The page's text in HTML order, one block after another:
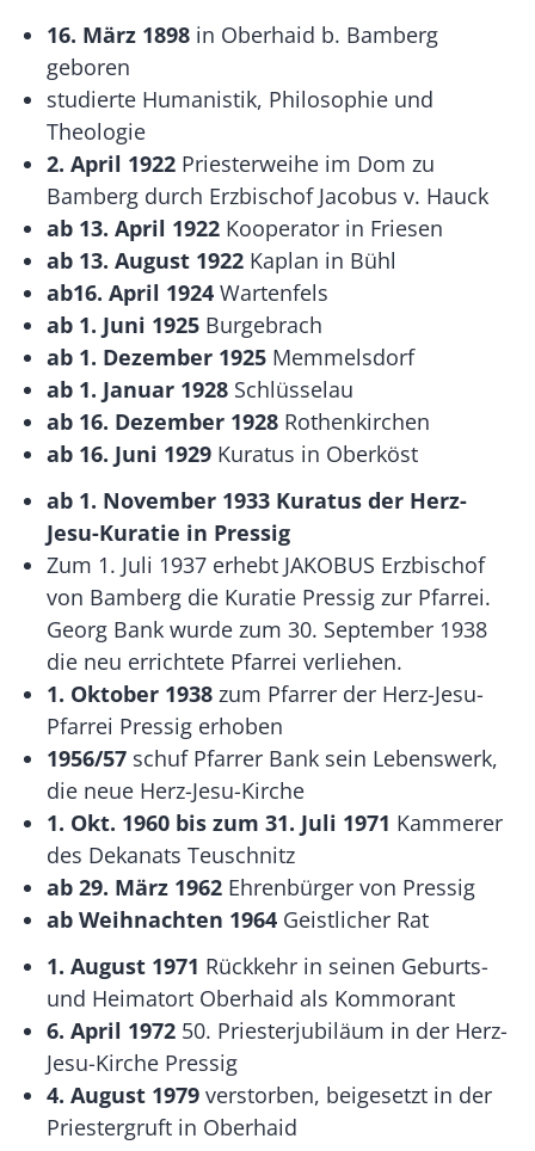
16. März 1898 in Oberhaid b. Bamberg
geboren
studierte Humanistik, Philosophie und
Theologie
2. April 1922 Priesterweihe im Dom zu
Bamberg durch Erzbischof Jacobus v. Hauck
ab 13. April 1922 Kooperator in Friesen
ab 13. August 1922 Kaplan in Bühl
ab16. April 1924 Wartenfels
ab 1. Juni 1925 Burgebrach
ab 1. Dezember 1925 Memmelsdorf
ab 1. Januar 1928 Schlüsselau
ab 16. Dezember 1928 Rothenkirchen
ab 16. Juni 1929 Kuratus in Oberköst
ab 1. November 1933 Kuratus der Herz-
Jesu-Kuratie in Pressig
Zum 1. Juli 1937 erhebt JAKOBUS Erzbischof
von Bamberg die Kuratie Pressig zur Pfarrei.
Georg Bank wurde zum 30. September 1938
die neu errichtete Pfarrei verliehen.
1. Oktober 1938 zum Pfarrer der Herz-Jesu-
Pfarrei Pressig erhoben
1956/57 schuf Pfarrer Bank sein Lebenswerk,
die neue Herz-Jesu-Kirche
1. Okt. 1960 bis zum 31. Juli 1971 Kammerer
des Dekanats Teuschnitz
ab 29. März 1962 Ehrenbürger von Pressig
ab Weihnachten 1964 Geistlicher Rat
1. August 1971 Rückkehr in seinen Geburts-
und Heimatort Oberhaid als Kommorant
6. April 1972 50. Priesterjubiläum in der Herz-
Jesu-Kirche Pressig
4. August 1979 verstorben, beigesetzt in der
Priestergruft in Oberhaid